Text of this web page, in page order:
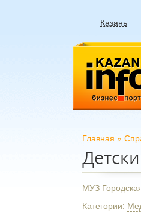
Казань
Главная »
МУЗ
Категории: